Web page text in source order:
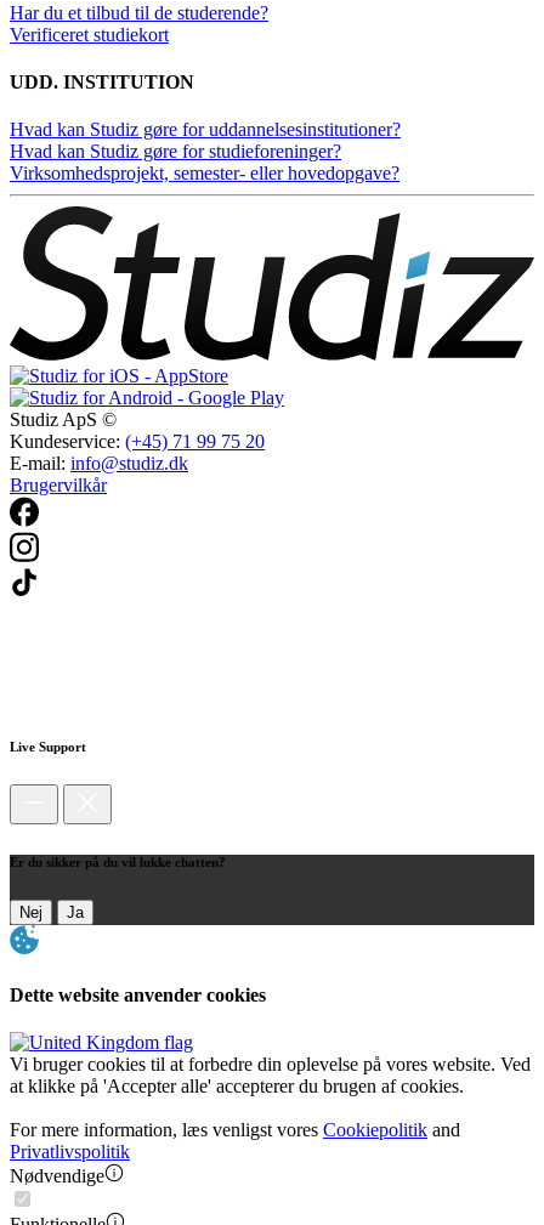
Har du et tilbud til de studerende?
Verificeret studiekort
UDD. INSTITUTION
Hvad kan Studiz gøre for uddannelsesinstitutioner?
Hvad kan Studiz gøre for studieforeninger?
Virksomhedsprojekt, semester- eller hovedopgave?
Studiz ApS ©
Kundeservice: (+45) 71 99 75 20
E-mail: info@studiz.dk
Brugervilkår
Live Support
Er du sikker på du vil lukke chatten?
Nej Ja
Dette website anvender cookies
Vi bruger cookies til at forbedre din oplevelse på vores website. Ved
at klikke på 'Accepter alle' accepterer du brugen af cookies.
For mere information, læs venligst vores Cookiepolitik and
Privatlivspolitik
Nødvendige